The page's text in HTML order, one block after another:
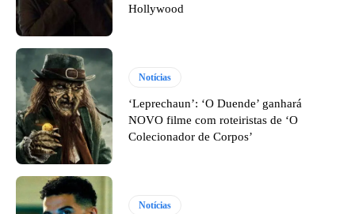
Hollywood
Notícias
‘Leprechaun’: ‘O Duende’ ganhará
NOVO filme com roteiristas de ‘O
Colecionador de Corpos’
Notícias